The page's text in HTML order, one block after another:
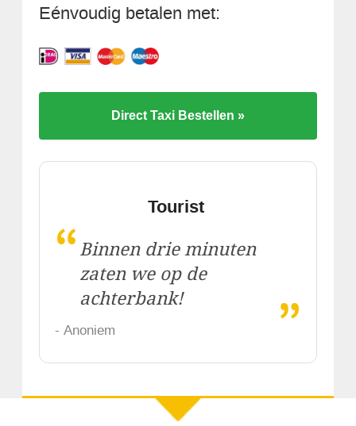
Eénvoudig betalen met:
Direct Taxi Bestellen »
Tourist
“ Binnen drie minuten
zaten we op de
achterbank!
„
- Anoniem